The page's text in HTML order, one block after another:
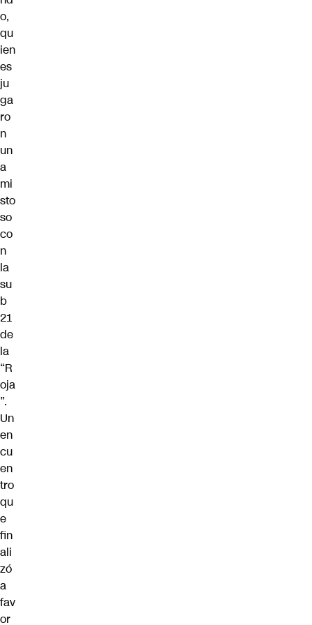
o,
qu
ien
es
ju
ga
ro
n
un
a
mi
sto
so
co
n
la
su
b
21
de
la
“R
oja
”.
Un
en
cu
en
tro
qu
e
fin
ali
zó
a
fav
or